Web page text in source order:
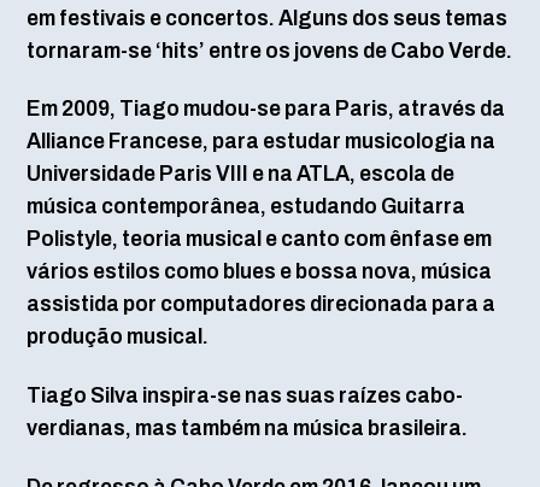
em festivais e concertos. Alguns dos seus temas
tornaram-se ‘hits’ entre os jovens de Cabo Verde.
Em 2009, Tiago mudou-se para Paris, através da
Alliance Francese, para estudar musicologia na
Universidade Paris VIII e na ATLA, escola de
música contemporânea, estudando Guitarra
Polistyle, teoria musical e canto com ênfase em
vários estilos como blues e bossa nova, música
assistida por computadores direcionada para a
produção musical.
Tiago Silva inspira-se nas suas raízes cabo-
verdianas, mas também na música brasileira.